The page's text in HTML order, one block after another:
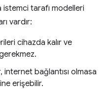
istemci tarafı modelleri
vardır:
cihazda kalır ve
internet bağlantısı olmasa
erişebilir.